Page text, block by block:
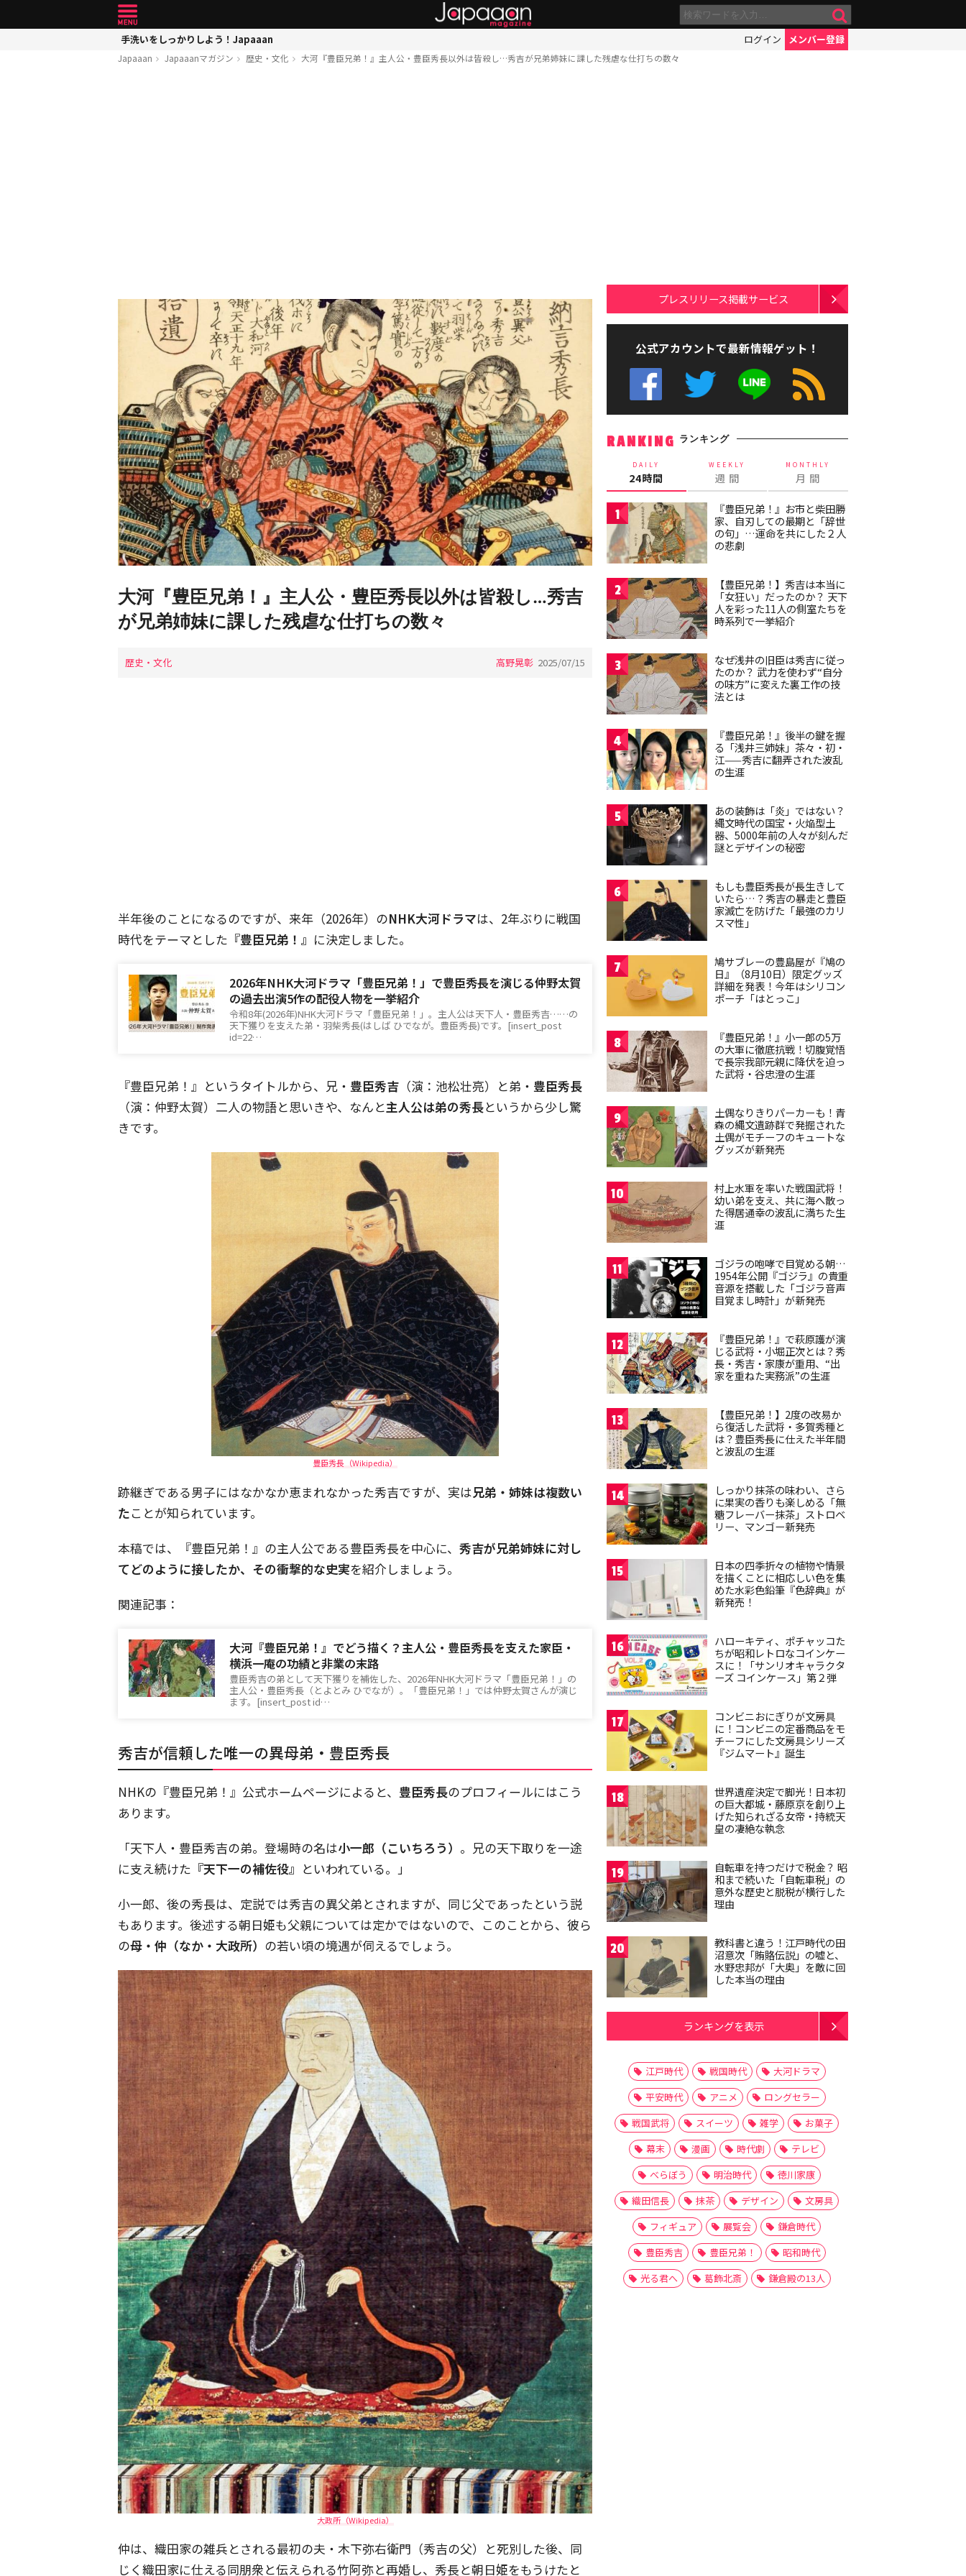
手洗いをしっかりしよう！Japaaan ログイン メンバー登録
Japaaan Japaaanマガジン 歴史・文化 大河『豊臣兄弟！』主人公・豊臣秀長以外は皆殺し…秀吉が兄弟姉妹に課した残虐な仕打ちの数々
大河『豊臣兄弟！』主人公・豊臣秀長以外は皆殺し…秀吉
が兄弟姉妹に課した残虐な仕打ちの数々
歴史・文化 高野晃彰 2025/07/15
半年後のことになるのですが、来年（2026年）のNHK大河ドラマは、2年ぶりに戦国
時代をテーマとした 『豊臣兄弟！』 に決定しました。
2026年NHK大河ドラマ「豊臣兄弟！」で豊臣秀長を演じる仲野太賀
の過去出演5作の配役人物を一挙紹介
令和8年(2026年)NHK大河ドラマ「豊臣兄弟！」。主人公は天下人・豊臣秀吉……の
天下獲りを支えた弟・羽柴秀長(はしば ひでなが。豊臣秀長)です。[insert_post
id=22…
『豊臣兄弟！』というタイトルから、兄・ 豊臣秀吉 （演：池松壮亮）と弟・ 豊臣秀長
（演：仲野太賀）二人の物語と思いきや、なんと主人公は弟の秀長というから少し驚
きです。
豊臣秀長（Wikipedia）
跡継ぎである男子にはなかなか恵まれなかった秀吉ですが、実は兄弟・姉妹は複数い
たことが知られています。
本稿では、『豊臣兄弟！』の主人公である豊臣秀長を中心に、 秀吉が兄弟姉妹に対し
てどのように接したか、その衝撃的な史実を紹介しましょう。
関連記事：
大河『豊臣兄弟！』でどう描く？主人公・豊臣秀長を支えた家臣・
横浜一庵の功績と非業の末路
豊臣秀吉の弟として天下獲りを補佐した、2026年NHK大河ドラマ「豊臣兄弟！」の
主人公・豊臣秀長（とよとみ ひでなが）。「豊臣兄弟！」では仲野太賀さんが演じ
ます。[insert_post id…
秀吉が信頼した唯一の異母弟・豊臣秀長
NHKの『豊臣兄弟！』公式ホームページによると、 豊臣秀長のプロフィールにはこう
あります。
「天下人・豊臣秀吉の弟。登場時の名は小一郎（こいちろう） 。兄の天下取りを一途
に支え続けた 『天下一の補佐役』 といわれている。」
小一郎、後の秀長は、定説では秀吉の異父弟とされますが、同じ父であったという説
もあります。後述する朝日姫も父親については定かではないので、このことから、彼ら
の母・仲（なか・大政所） の若い頃の境遇が伺えるでしょう。
大政所（Wikipedia）
仲は、織田家の雑兵とされる最初の夫・木下弥右衛門（秀吉の父）と死別した後、同
じく織田家に仕える同朋衆と伝えられる竹阿弥と再婚し、秀長と朝日姫をもうけたと
プレスリリース掲載サービス
公式アカウントで最新情報ゲット！
RANKING ランキング
DAILY
24時間
WEEKLY
週 間
MONTHLY
月 間
1
『豊臣兄弟！』お市と柴田勝
家、自刃しての最期と「辞世
の句」…運命を共にした２人
の悲劇
2
【豊臣兄弟！】秀吉は本当に
「女狂い」だったのか？ 天下
人を彩った11人の側室たちを
時系列で一挙紹介
3
なぜ浅井の旧臣は秀吉に従っ
たのか？ 武力を使わず“自分
の味方”に変えた裏工作の技
法とは
4
『豊臣兄弟！』後半の鍵を握
る「浅井三姉妹」茶々・初・
江——秀吉に翻弄された波乱
の生涯
5
あの装飾は「炎」ではない？
縄文時代の国宝・火焔型土
器、5000年前の人々が刻んだ
謎とデザインの秘密
6
もしも豊臣秀長が長生きして
いたら…？秀吉の暴走と豊臣
家滅亡を防げた「最強のカリ
スマ性」
7
鳩サブレーの豊島屋が『鳩の
日』（8月10日）限定グッズ
詳細を発表！今年はシリコン
ポーチ「はとっこ」
8
『豊臣兄弟！』小一郎の5万
の大軍に徹底抗戦！切腹覚悟
で長宗我部元親に降伏を迫っ
た武将・谷忠澄の生涯
9
土偶なりきりパーカーも！青
森の縄文遺跡群で発掘された
土偶がモチーフのキュートな
グッズが新発売
10
村上水軍を率いた戦国武将！
幼い弟を支え、共に海へ散っ
た得居通幸の波乱に満ちた生
涯
11
ゴジラの咆哮で目覚める朝…
1954年公開『ゴジラ』の貴重
音源を搭載した「ゴジラ音声
目覚まし時計」が新発売
12
『豊臣兄弟！』で萩原護が演
じる武将・小堀正次とは？秀
長・秀吉・家康が重用、“出
家を重ねた実務派”の生涯
13
【豊臣兄弟！】2度の改易か
ら復活した武将・多賀秀種と
は？豊臣秀長に仕えた半年間
と波乱の生涯
14
しっかり抹茶の味わい、さら
に果実の香りも楽しめる「無
糖フレーバー抹茶」ストロベ
リー、マンゴー新発売
15
日本の四季折々の植物や情景
を描くことに相応しい色を集
めた水彩色鉛筆『色辞典』が
新発売！
16
ハローキティ、ポチャッコた
ちが昭和レトロなコインケー
スに！「サンリオキャラクタ
ーズ コインケース」第２弾
17
コンビニおにぎりが文房具
に！コンビニの定番商品をモ
チーフにした文房具シリーズ
『ジムマート』誕生
18
世界遺産決定で脚光！日本初
の巨大都城・藤原京を創り上
げた知られざる女帝・持統天
皇の凄絶な執念
19
自転車を持つだけで税金？ 昭
和まで続いた「自転車税」の
意外な歴史と脱税が横行した
理由
20
教科書と違う！江戸時代の田
沼意次「賄賂伝説」の嘘と、
水野忠邦が「大奥」を敵に回
した本当の理由
ランキングを表示
江戸時代 戦国時代
大河ドラマ
平安時代
アニメ
ロングセラー
戦国武将
スイーツ 雑学
お菓子
幕末
漫画 時代劇
テレビ
べらぼう
明治時代
徳川家康
織田信長
抹茶 デザイン
文房具
フィギュア
展覧会
鎌倉時代
豊臣秀吉
豊臣兄弟！
昭和時代
光る君へ
葛飾北斎 鎌倉殿の13人